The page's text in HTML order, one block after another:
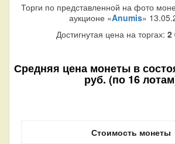
Торги по представленной на фото
аукционе «Anumis»
Достигнутая цена на торгах: 2
Средняя цена монеты в
руб. (по 16
Стоимость монеты